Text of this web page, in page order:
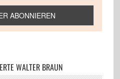
WALTER BRAUN